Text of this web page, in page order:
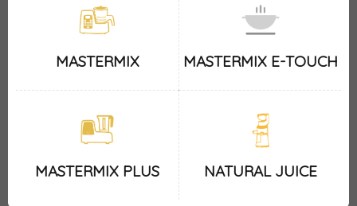
MASTERMIX MASTERMIX E-TOUCH
MASTERMIX PLUS NATURAL JUICE